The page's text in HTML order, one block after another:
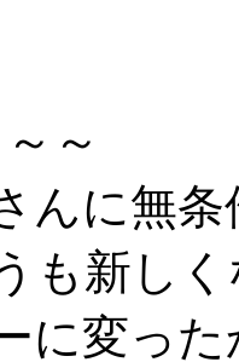
～
んに無
も新し
に変っ